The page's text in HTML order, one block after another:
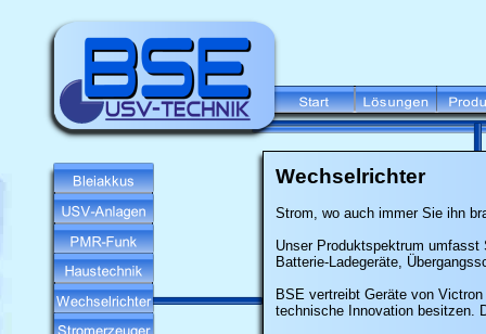
Wechselrichter
Strom, wo auch immer Sie ihn
Unser Produktspektrum umfasst
Batterie-Ladegeräte,
BSE vertreibt Geräte von
technische Innovation besitzen.